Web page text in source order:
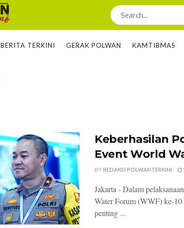
BERITA TERKINI GERAK POLWAN KAMTIBMAS
Keberhasilan
Event World
BYREDAKSI POLWANTERKINI
Jakarta - Dalam
Water Forum (WWF) ke-
penting ...